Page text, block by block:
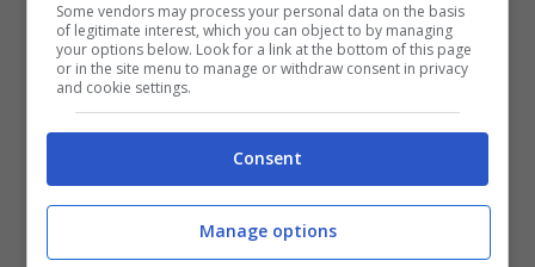
decisiva: “Innanzitutto speriamo davvero di
cuore che il dottor Davide Tizzano diventi il
nuovo presidente della federazione italiana di
t. Ha dimostrato, ovunque ha operato, di fare
Vincenzo Scipione e Dimitri Chinappi – è
stato determinante, se non decisivo.
Ci ha
Some vendors may process your personal data on the basis
of legitimate interest, which you can object to by managing
your options below. Look for a link at the bottom of this page
or in the site menu to manage or withdraw consent in privacy
and cookie settings.
Consent
Manage options